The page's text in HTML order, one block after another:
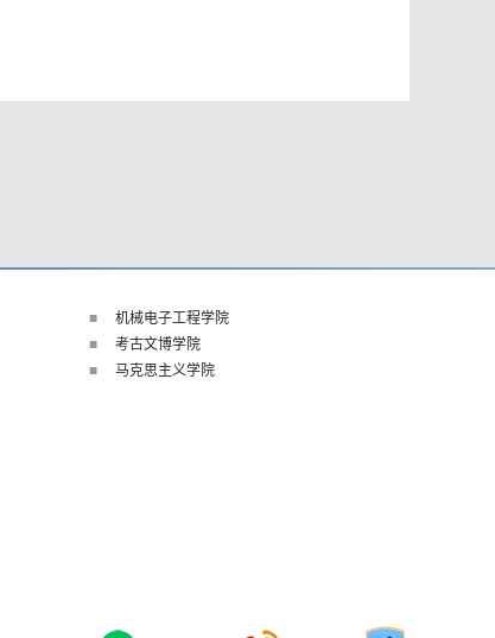
机械电子工程学院
考古文博学院
马克思主义学院